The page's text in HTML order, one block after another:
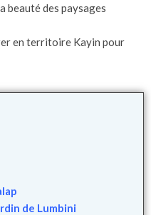
beauté des paysages
en territoire Kayin pour
de Lumbini